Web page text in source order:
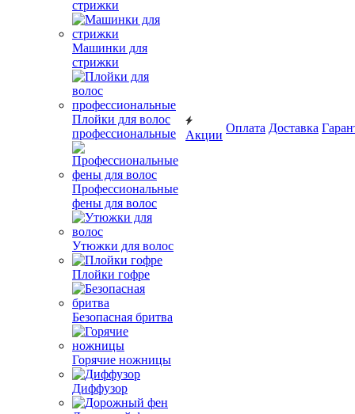
стрижки
Машинки для
стрижки
Плойки для волос
профессиональные
Профессиональные
фены для волос
Утюжки для волос
Плойки гофре
Безопасная бритва
Горячие ножницы
Диффузор
Акции
Оплата Доставка